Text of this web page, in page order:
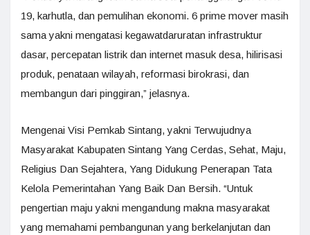
19, karhutla, dan pemulihan ekonomi. 6 prime mover masih
sama yakni mengatasi kegawatdaruratan infrastruktur
dasar, percepatan listrik dan internet masuk desa, hilirisasi
produk, penataan wilayah, reformasi birokrasi, dan
membangun dari pinggiran,” jelasnya.
Mengenai Visi Pemkab Sintang, yakni Terwujudnya
Masyarakat Kabupaten Sintang Yang Cerdas, Sehat, Maju,
Religius Dan Sejahtera, Yang Didukung Penerapan Tata
Kelola Pemerintahan Yang Baik Dan Bersih. “Untuk
pengertian maju yakni mengandung makna masyarakat
yang memahami pembangunan yang berkelanjutan dan